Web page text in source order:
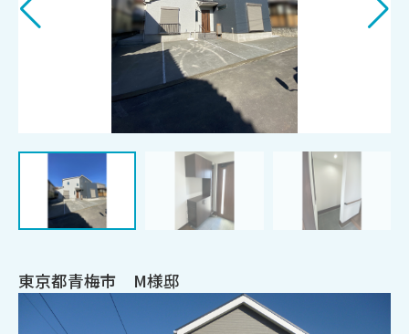
東京都青梅市 M様邸